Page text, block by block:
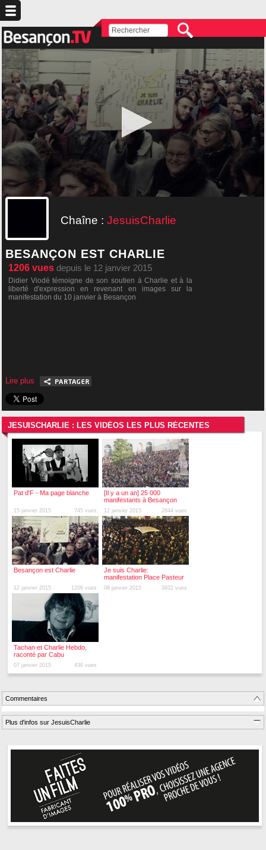
Chaîne : JesuisCharlie
BESANÇON EST CHARLIE
1206 vues depuis le 12 janvier 2015
Didier Viodé témoigne de son soutien à Charlie et à la
liberté d'expression en revenant en images sur la
manifestation du 10 janvier à Besançon
Lire plus
JESUISCHARLIE : LES VIDÉOS LES PLUS RÉCENTES
Pat d'F - Ma page blanche
15 janvier 2015 745 vues
[Il y a un an] 25 000
manifestants à Besançon
pour Charlie
12 janvier 2015 2844 vues
Besançon est Charlie
12 janvier 2015 1206 vues
Je suis Charlie:
manifestation Place Pasteur
08 janvier 2015 3932 vues
Tachan et Charlie Hebdo,
raconté par Cabu
07 janvier 2015 436 vues
Commentaires
Plus d'infos sur JesuisCharlie